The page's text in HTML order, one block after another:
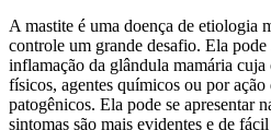
A mastite é uma doença de etiologia
controle um grande desafio. Ela
inflamação da glândula mamária
físicos, agentes químicos ou por
patogênicos. Ela pode se apresentar
sintomas são mais evidentes e de